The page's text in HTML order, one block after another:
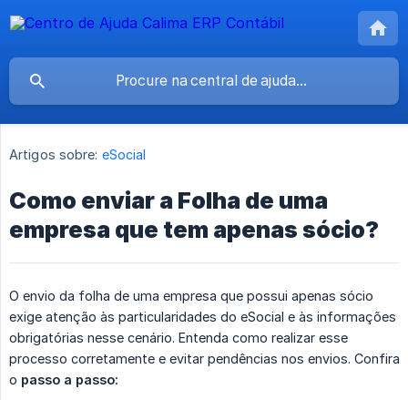
Artigos sobre: eSocial
Como enviar a Folha de uma
empresa que tem apenas sócio?
O envio da folha de uma empresa que possui apenas sócio
exige atenção às particularidades do eSocial e às informações
obrigatórias nesse cenário. Entenda como realizar esse
processo corretamente e evitar pendências nos envios. Confira
o passo a passo: